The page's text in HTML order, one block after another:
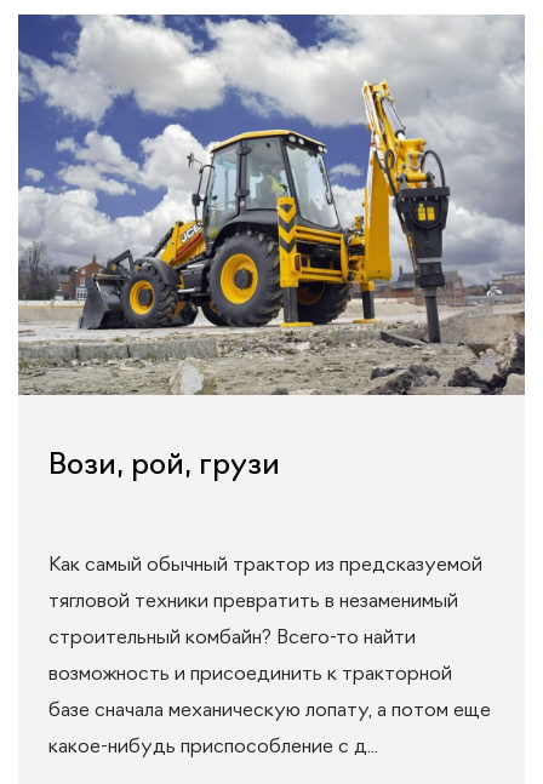
Вози, рой, грузи
Как самый обычный трактор из предсказуемой
тягловой техники превратить в незаменимый
строительный комбайн? Всего-то найти
возможность и присоединить к тракторной
базе сначала механическую лопату, а потом еще
какое-нибудь приспособление с д...